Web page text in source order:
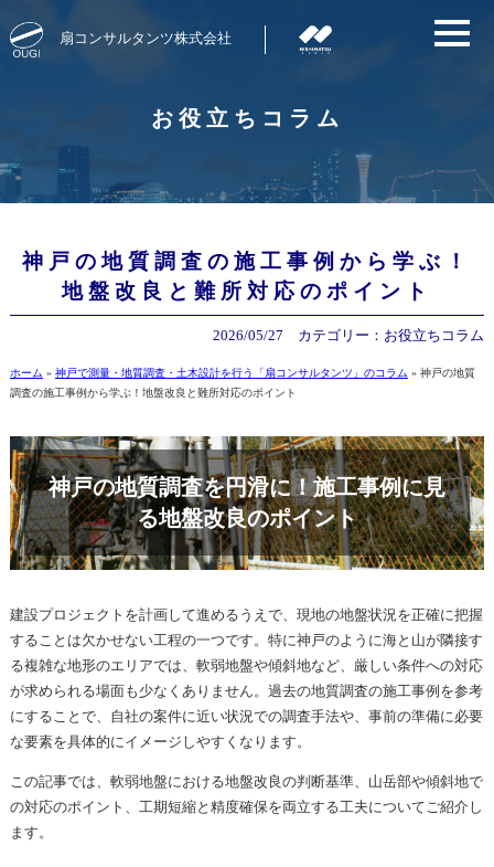
扇コンサルタンツ株式会社
お役立ちコラム
神戸の地質調査の施工事例から学ぶ！
地盤改良と難所対応のポイント
2026/05/27 カテゴリー： お役立ちコラム
ホーム » 神戸で測量・地質調査・土木設計を行う「扇コンサルタンツ」のコラム » 神戸の地質
調査の施工事例から学ぶ！地盤改良と難所対応のポイント
神戸の地質調査を円滑に！施工事例に見
る地盤改良のポイント
建設プロジェクトを計画して進めるうえで、現地の地盤状況を正確に把握
することは欠かせない工程の一つです。特に神戸のように海と山が隣接す
る複雑な地形のエリアでは、軟弱地盤や傾斜地など、厳しい条件への対応
が求められる場面も少なくありません。過去の地質調査の施工事例を参考
にすることで、自社の案件に近い状況での調査手法や、事前の準備に必要
な要素を具体的にイメージしやすくなります。
この記事では、軟弱地盤における地盤改良の判断基準、山岳部や傾斜地で
の対応のポイント、工期短縮と精度確保を両立する工夫についてご紹介し
ます。